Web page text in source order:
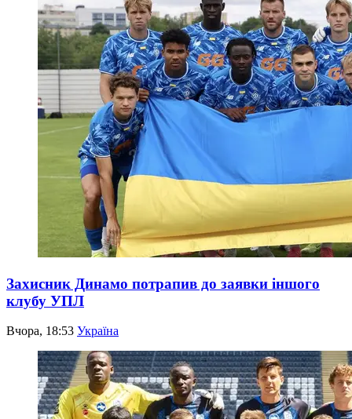
Захисник Динамо потрапив до заявки іншого
клубу УПЛ
Вчора, 18:53 Україна